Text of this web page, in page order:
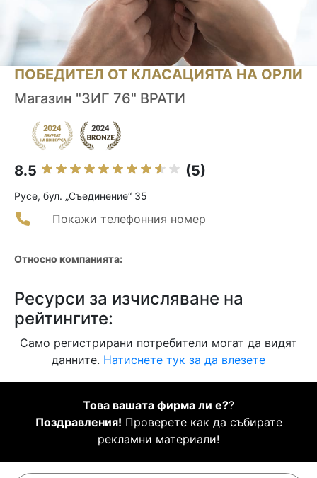
ПОБЕДИТЕЛ ОТ КЛАСАЦИЯТА НА ОРЛИ
Магазин "ЗИГ 76" ВРАТИ
8.5 (5)
Русе, бул. „Съединение“ 35
Покажи телефонния номер
Относно компанията:
Ресурси за изчисляване на
рейтингите:
Само регистрирани потребители могат да видят
данните. Натиснете тук за да влезете
Това вашата фирма ли е??
Поздравления! Проверете как да събирате
рекламни материали!